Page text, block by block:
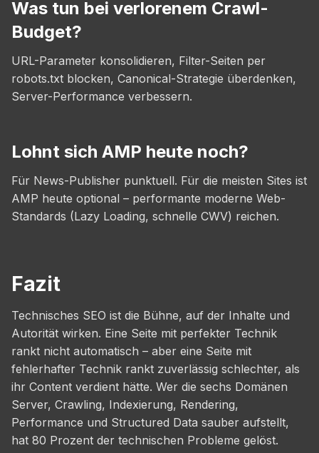
Was tun bei verlorenem Crawl-
Budget?
URL-Parameter konsolidieren, Filter-Seiten per
robots.txt blocken, Canonical-Strategie überdenken,
Server-Performance verbessern.
Lohnt sich AMP heute noch?
Für News-Publisher punktuell. Für die meisten Sites ist
AMP heute optional – performante moderne Web-
Standards (Lazy Loading, schnelle CWV) reichen.
Fazit
Technisches SEO ist die Bühne, auf der Inhalte und
Autorität wirken. Eine Seite mit perfekter Technik
rankt nicht automatisch – aber eine Seite mit
fehlerhafter Technik rankt zuverlässig schlechter, als
ihr Content verdient hätte. Wer die sechs Domänen
Server, Crawling, Indexierung, Rendering,
Performance und Structured Data sauber aufstellt,
hat 80 Prozent der technischen Probleme gelöst.